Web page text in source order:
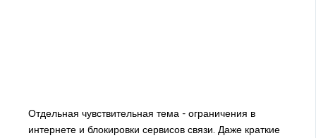
Отдельная чувствительная тема - ограничения в
интернете и блокировки сервисов связи. Даже краткие